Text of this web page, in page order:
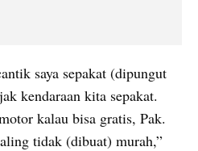
saya sepakat (dipungut
kendaraan kita sepakat.
kalau bisa gratis, Pak.
tidak (dibuat) murah,”